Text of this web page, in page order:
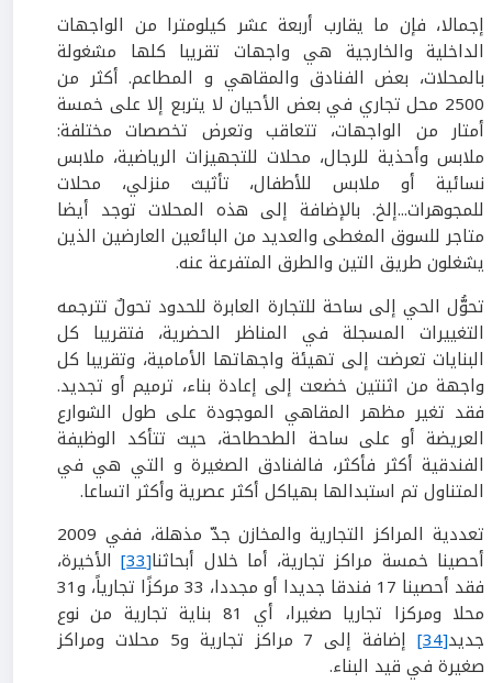
إجمالا، فإن ما يقارب أربعة عشر كيلومترا من الواجهات
الداخلية والخارجية هي واجهات تقريبا كلها مشغولة
بالمحلات، بعض الفنادق والمقاهي و المطاعم. أكثر من
2500 محل تجاري في بعض الأحيان لا يتربع إلا على خمسة
أمتار من الواجهات، تتعاقب وتعرض تخصصات مختلفة:
ملابس وأحذية للرجال، محلات للتجهيزات الرياضية، ملابس
نسائية أو ملابس للأطفال، تأثيث منزلي، محلات
للمجوهرات...إلخ. بالإضافة إلى هذه المحلات توجد أيضا
متاجر للسوق المغطى والعديد من البائعين العارضين الذين
يشغلون طريق التين والطرق المتفرعة عنه.
تحوُّل الحي إلى ساحة للتجارة العابرة للحدود تحولٌ تترجمه
التغييرات المسجلة في المناظر الحضرية، فتقريبا كل
البنايات تعرضت إلى تهيئة واجهاتها الأمامية، وتقريبا كل
واجهة من اثنتين خضعت إلى إعادة بناء، ترميم أو تجديد.
فقد تغير مظهر المقاهي الموجودة على طول الشوارع
العريضة أو على ساحة الطحطاحة، حيث تتأكد الوظيفة
الفندقية أكثر فأكثر، فالفنادق الصغيرة و التي هي في
المتناول تم استبدالها بهياكل أكثر عصرية وأكثر اتساعا.
تعددية المراكز التجارية والمخازن جدّ مذهلة، ففي 2009
أحصينا خمسة مراكز تجارية، أما خلال أبحاثنا[33]
الأخيرة،
فقد أحصينا 17 فندقا جديدا أو مجددا، 33 مركزًا تجارياً، و31
محلا ومركزا تجاريا صغيرا، أي 81 بناية تجارية من نوع
جديد[34]
إضافة إلى 7 مراكز تجارية و5 محلات ومراكز
صغيرة في قيد البناء.